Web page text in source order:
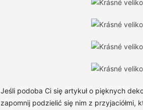
Jeśli podoba Ci się artykuł o pięknych
zapomnij podzielić się nim z przyjaciółmi,